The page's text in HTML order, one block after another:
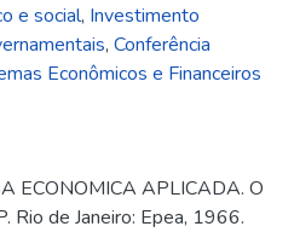
e social, Investimento
, Conferência
Econômicos e Financeiros
ECONOMICA APLICADA. O
Rio de Janeiro: Epea, 1966.